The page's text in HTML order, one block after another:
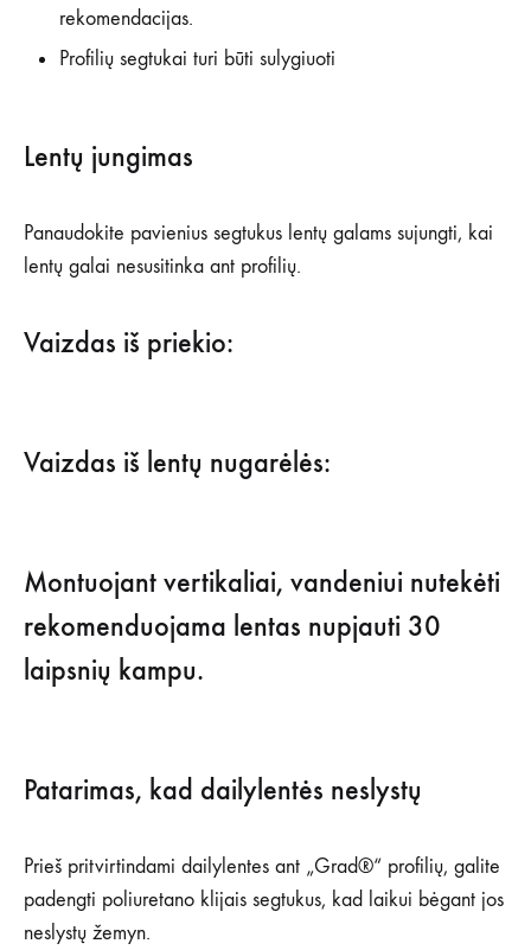
rekomendacijas.
Profilių segtukai turi būti sulygiuoti
Lentų jungimas
Panaudokite pavienius segtukus lentų galams sujungti, kai
lentų galai nesusitinka ant profilių.
Vaizdas iš priekio:
Vaizdas iš lentų nugarėlės:
Montuojant vertikaliai, vandeniui nutekėti
rekomenduojama lentas nupjauti 30
laipsnių kampu.
Patarimas, kad dailylentės neslystų
Prieš pritvirtindami dailylentes ant „Grad®“ profilių, galite
padengti poliuretano klijais segtukus, kad laikui bėgant jos
neslystų žemyn.